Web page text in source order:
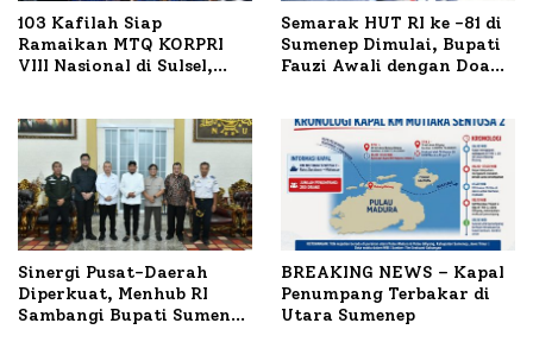
103 Kafilah Siap
Ramaikan MTQ KORPRI
VIII Nasional di Sulsel,
Semarak HUT RI ke -81 di
Sumenep Dimulai, Bupati
Fauzi Awali dengan Doa
Sinergi Pusat-Daerah
Diperkuat, Menhub RI
Sambangi Bupati Sumenep
BREAKING NEWS – Kapal
Penumpang Terbakar di
Utara Sumenep